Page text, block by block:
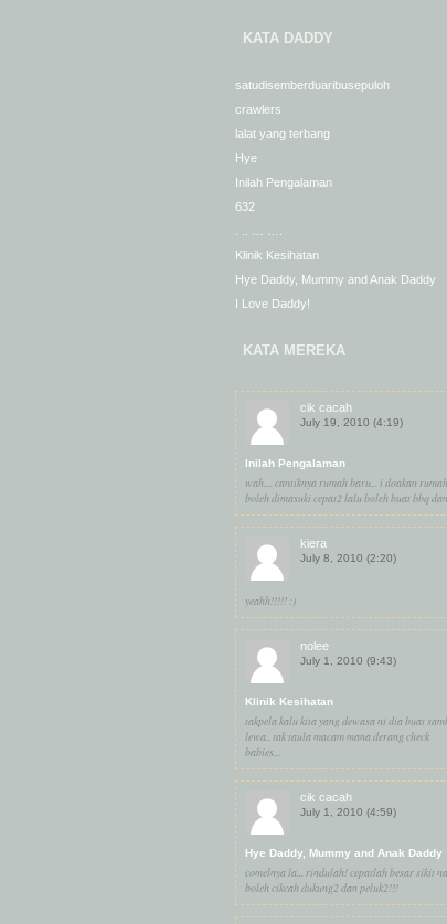
KATA DADDY
satudisemberduaribusepuloh
crawlers
lalat yang terbang
Hye
Inilah Pengalaman
632
Klinik Kesihatan
Hye Daddy, Mummy and Anak Daddy
I Love Daddy!
KATA MEREKA
cik cacah
July 19, 2010 (4:19)
Inilah Pengalaman
wah.... cantiknya rumah baru... i doakan
boleh dimasuki cepat2 lalu boleh buat bbq
kiera
July 8, 2010 (2:20)
yeahh!!!!! :)
nolee
July 1, 2010 (9:43)
Klinik Kesihatan
takpela kalu kita yang dewasa ni dia buat
lewa.. tak taula macam mana derang check
babies...
cik cacah
July 1, 2010 (4:59)
Hye Daddy, Mummy and Anak Daddy
comelnya la... rindulah! cepatlah besar sikit
boleh cikcah dukung2 dan peluk2!!!